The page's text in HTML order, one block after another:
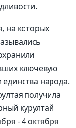
на которых
ключевую
народа.
получила
курултай
- 4 октября